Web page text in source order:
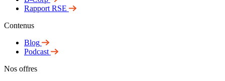
Rapport RSE
Contenus
Blog
Podcast
Nos offres